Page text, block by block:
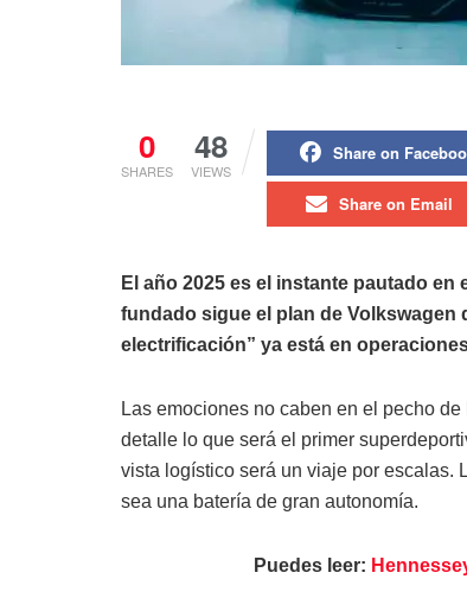
0
SHARES
48
VIEWS
Share on
Share on Email
El año 2025 es el instante pautado
fundado sigue el plan de Volkswagen
electrificación” ya está en
Las emociones no caben en el pecho
detalle lo que será el primer
vista logístico será un viaje por escalas.
sea una batería de gran autonomía.
Puedes leer: